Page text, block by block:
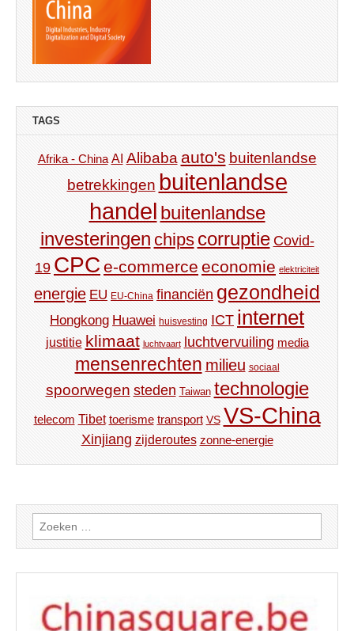
TAGS
Afrika - China AI Alibaba auto's buitenlandse
betrekkingen buitenlandse
handel buitenlandse
investeringen chips corruptie Covid-
19 CPC e-commerce economie elektriciteit
energie EU EU-China financiën gezondheid
Hongkong Huawei huisvesting ICT internet
justitie klimaat luchtvaart luchtvervuiling media
mensenrechten milieu sociaal
spoorwegen steden Taiwan technologie
telecom Tibet toerisme transport VS VS-China
Xinjiang zijderoutes zonne-energie
Zoeken
naar: